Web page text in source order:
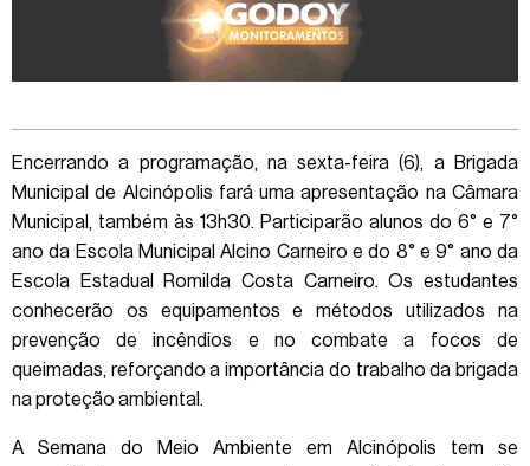
Encerrando a programação, na sexta-feira (6), a Brigada
Municipal de Alcinópolis fará uma apresentação na Câmara
Municipal, também às 13h30. Participarão alunos do 6° e 7°
ano da Escola Municipal Alcino Carneiro e do 8° e 9° ano da
Escola Estadual Romilda Costa Carneiro. Os estudantes
conhecerão os equipamentos e métodos utilizados na
prevenção de incêndios e no combate a focos de
queimadas, reforçando a importância do trabalho da brigada
na proteção ambiental.
A Semana do Meio Ambiente em Alcinópolis tem se